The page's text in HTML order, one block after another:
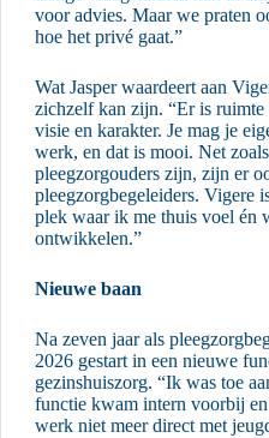
voor advies. Maar we praten
hoe het privé gaat.”
Wat Jasper waardeert aan
zichzelf kan zijn. “Er is
visie en karakter. Je mag je
werk, en dat is mooi. Net
pleegzorgouders zijn, zijn er
pleegzorgbegeleiders. Vigere
plek waar ik me thuis voel én
ontwikkelen.”
Nieuwe baan
Na zeven jaar als
2026 gestart in een nieuwe
gezinshuiszorg. “Ik was toe
functie kwam intern voorbij
werk niet meer direct met